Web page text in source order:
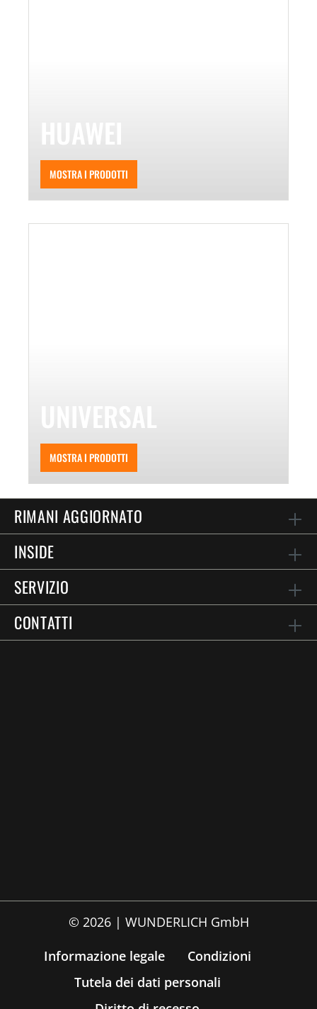
MOSTRA I PRODOTTI
MOSTRA I PRODOTTI
RIMANI AGGIORNATO
INSIDE
SERVIZIO
CONTATTI
© 2026 | WUNDERLICH GmbH
Informazione legale
Condizioni
Tutela dei dati personali